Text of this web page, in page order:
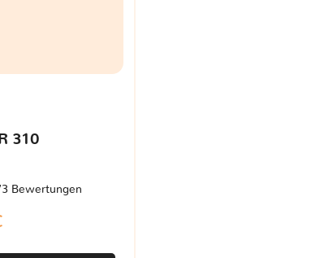
310
Bewertungen